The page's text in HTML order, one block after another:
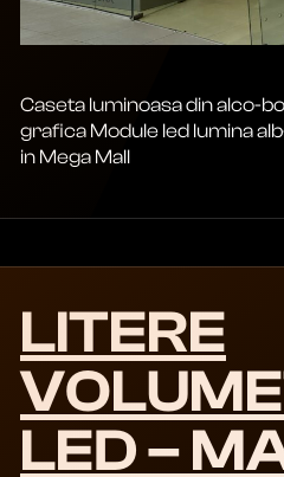
Caseta luminoasa din alco-
grafica Module led lumina
in Mega Mall
LITERE
LED –